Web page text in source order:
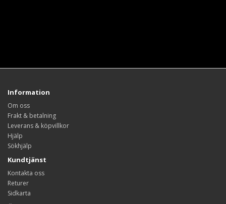
Information
Om oss
Frakt & betalning
Leverans & köpvillkor
Hjälp
Sökhjälp
Kundtjänst
Kontakta oss
Returer
Sidkarta